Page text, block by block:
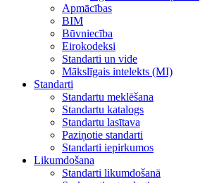
Apmācības
BIM
Būvniecība
Eirokodeksi
Standarti un vide
Mākslīgais intelekts (MI)
Standarti
Standartu meklēšana
Standartu katalogs
Standartu lasītava
Paziņotie standarti
Standarti iepirkumos
Likumdošana
Standarti likumdošanā